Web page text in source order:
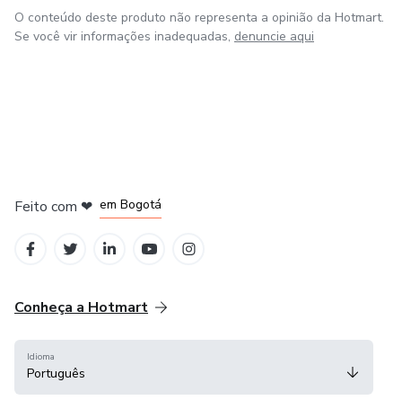
O conteúdo deste produto não representa a opinião da Hotmart.
Se você vir informações inadequadas, denuncie aqui
Feito com ❤ em Bogotá
Conheça a Hotmart
Idioma
Português